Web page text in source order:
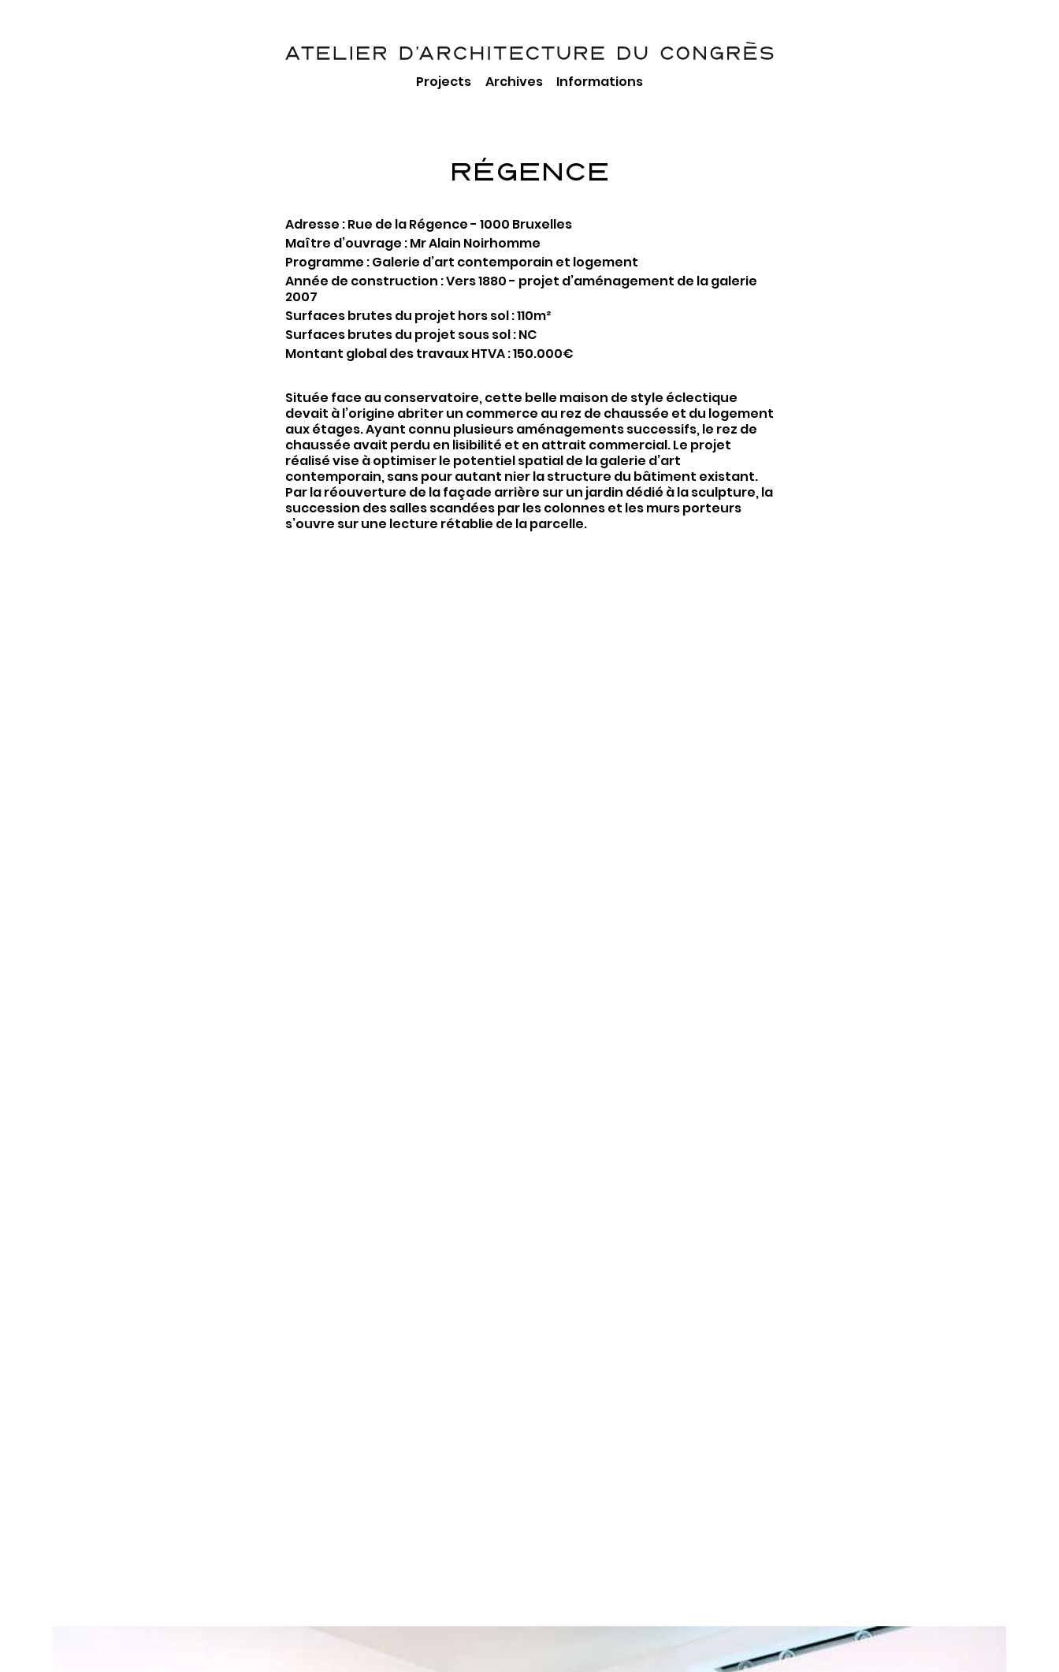
Projects Archives Informations
RÉGENCE
Adresse : Rue de la Régence - 1000 Bruxelles
Maître d’ouvrage : Mr Alain Noirhomme
Programme : Galerie d’art contemporain et logement
Année de construction : Vers 1880 - projet d’aménagement de la galerie
2007
Surfaces brutes du projet hors sol : 110m²
Surfaces brutes du projet sous sol : NC
Montant global des travaux HTVA : 150.000€
Située face au conservatoire, cette belle maison de style éclectique
devait à l’origine abriter un commerce au rez de chaussée et du logement
aux étages. Ayant connu plusieurs aménagements successifs, le rez de
chaussée avait perdu en lisibilité et en attrait commercial. Le projet
réalisé vise à optimiser le potentiel spatial de la galerie d’art
contemporain, sans pour autant nier la structure du bâtiment existant.
Par la réouverture de la façade arrière sur un jardin dédié à la sculpture, la
succession des salles scandées par les colonnes et les murs porteurs
s’ouvre sur une lecture rétablie de la parcelle.